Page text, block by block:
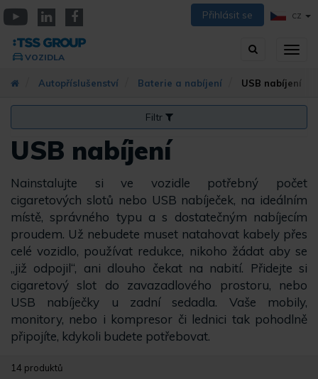
Přejít
k
hlavnímu
obsahu
Přihlásit se CZ
Vyhledávání
VOZIDLA
Autopříslušenství Baterie a nabíjení USB nabíjení
Filtr
USB nabíjení
Nainstalujte si ve vozidle potřebný počet
cigaretových slotů nebo USB nabíječek, na ideálním
místě, správného typu a s dostatečným nabíjecím
proudem. Už nebudete muset natahovat kabely přes
celé vozidlo, používat redukce, nikoho žádat aby se
„již odpojil“, ani dlouho čekat na nabití. Přidejte si
cigaretový slot do zavazadlového prostoru, nebo
USB nabíječky u zadní sedadla. Vaše mobily,
monitory, nebo i kompresor či lednici tak pohodlně
připojíte, kdykoli budete potřebovat.
14 produktů